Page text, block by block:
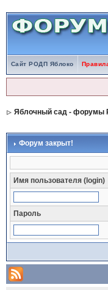
Сайт РОДП Яблоко
Яблочный сад -
Форум закрыт!
Имя пользователя (login)
Пароль